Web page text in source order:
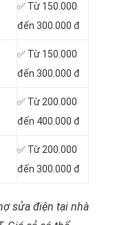
✅ Từ 150.000
đến 300.000 đ
✅ Từ 150.000
đến 300.000 đ
✅ Từ 200.000
đến 400.000 đ
✅ Từ 200.000
đến 300.000 đ
sửa điện tại nhà